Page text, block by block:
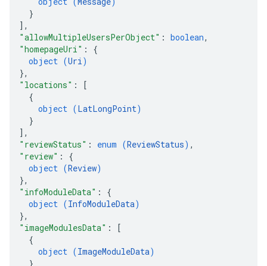
}
] ,
"allowMultipleUsersPerObject" : boolean,
"homepageUri" : {
object (Uri)
},
"locations" :
[
{
object (LatLongPoint)
}
] ,
"reviewStatus" : enum (ReviewStatus) ,
"review" : {
object (Review)
},
"infoModuleData" : {
object (InfoModuleData)
},
"imageModulesData" :
[
{
object (ImageModuleData)
}